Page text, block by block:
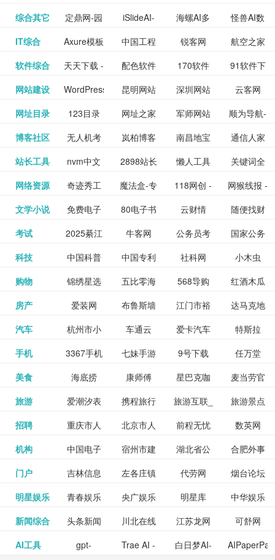
全 频
包括上映
影片的影
讯查询及
购票服
务。你可
和看过的
电影电视
剧，顺便
打分、写
味，豆瓣
电影会推
荐好电影
给你。
_www.sanmao.com.cn_
素材免费
图库
nas论
坛|nas1.cn|nas1|nas
流社区
文写作-AI
毕业设计-
PPT模板
生成
作 - 国内
领先的AI
图片、文
案创作平
讯飞星火-
懂我的AI
助手
更多>>
综合其它 定鼎网-园
林景观建
筑室内设
iSlideAI-
一键生成
PPT模板
海螺AI多
模态大语
言模型
怪兽AI数
字人
九章开物 更多>>
IT综合 Axure模板
网
中国工程
科技知识
中心
锐客网
航空之家
牛品汇
更多>>
软件综合 天天下载 -
绿色精品
软件应用
配色软件
园
170软件
下载站
91软件下
载
yx12345
下载站
更多>>
网站建设 WordPress
主题模板
下载_爱主
昆明网站
建设
深圳网站
建设
云客网
SEO众包
服务平台
深圳网站
建设
更多>>
网址目录 123目录
网
网址之家 军师网站
目录网址
大全
顺为导航-
办公运营
工具导航
易推分类
目录网
更多>>
博客社区 无人机考
证资讯网
岚柏博客 南昌地宝
网_南昌论
坛
通信人家
园
精易论坛 更多>>
站长工具 nvm中文
网
2898站长
资源平台
懒人工具 关键词全
网指数查
询
SEO工具
- 站长之家
更多>>
网络资源 奇迹秀工
具箱-设计
师必备设
辅助神器
魔法盒-专
业的游戏
动画特效
118网创 -
创业项目
资源分享
网猴线报 -
一个简单
且纯粹的
网站
线报酷 -
专注线报
活动
更多>>
文学小说 免费电子
书下载
网,txt小说
完结txt小
说-书本网
80电子书
_八零电子
书_80txt_
云财情 随便找财
经网
钱如故 更多>>
考试 2025綦江
区中考志
愿填报系
牛客网 公务员考
试-中公教
育网
国家公务
员局
公务员考
试信息网
更多>>
科技 中国科普
博览
中国专利
信息网
社科网
小木虫
中国科学
院
更多>>
购物 锦绣星选
海淘
五比零海
淘网
568导购
网
红酒木瓜
靓汤官网
淘宝 更多>>
房产 爱装网 布鲁斯墙
纸
江门市裕
华墙纸
达马克地
产
格莱美墙
纸
更多>>
汽车 杭州市小
客车总量
调控管理
车通云 爱卡汽车
导购
特斯拉
百度有驾
网
更多>>
手机 3367手机
游戏
七妹手游 9号下载
任万堂
游戏邦
更多>>
美食 海底捞 康师傅 星巴克咖
啡
麦当劳官
网
心食谱网 更多>>
旅游 爱潮汐表 携程旅行
网
旅游互联_
景点门票
预订
旅游景点
点评-猫途
鹰
北京旅游
网
更多>>
招聘 重庆市人
力资源和
社会保障
北京市人
力资源和
社会保障
前程无忧
招聘网
数英网
聘才网
更多>>
机构 中国电子
检验检疫
业务网
宿州市建
委网
湖北省公
管局
合肥外事
办
湖北省粮
食局
更多>>
门户 吉林信息
网
左各庄镇
论坛
代劳网
烟台论坛
腾讯充值
中心
更多>>
明星娱乐 青春娱乐
网
央广娱乐
网,
明星库 中华娱乐
网
网易娱乐 更多>>
新闻综合 头条新闻 川北在线 江苏龙网
可舒网
巾帼网
更多>>
AI工具 gpt- Trae AI - 白日梦AI-